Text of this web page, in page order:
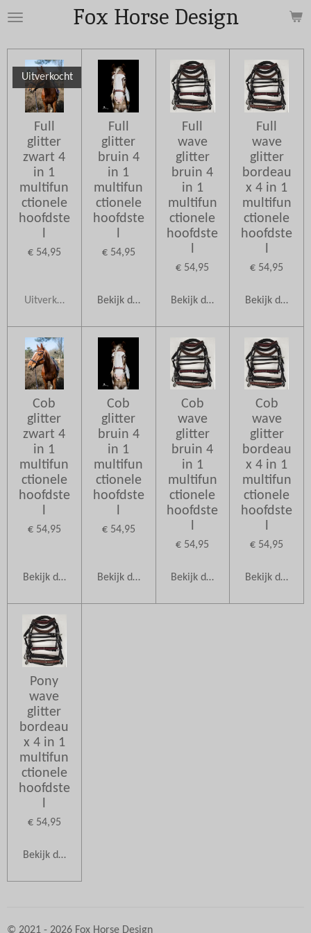
Ga
naar
de
hoofdinhoud
Fox Horse Design
Uitverkocht
Full
glitter
zwart 4
in 1
multifun
ctionele
hoofdste
€ 54,95
Uitverkocht
Full
glitter
bruin 4
in 1
multifun
ctionele
hoofdste
€ 54,95
Bekijk details
Full
wave
glitter
bruin 4
in 1
multifun
ctionele
hoofdste
€ 54,95
Bekijk details
Full
wave
glitter
bordeau
x 4 in 1
multifun
ctionele
hoofdste
€ 54,95
Bekijk details
Cob
glitter
zwart 4
in 1
multifun
ctionele
hoofdste
l
€ 54,95
Bekijk details
Cob
glitter
bruin 4
in 1
multifun
ctionele
hoofdste
l
€ 54,95
Bekijk details
Cob
wave
glitter
bruin 4
in 1
multifun
ctionele
hoofdste
l
€ 54,95
Bekijk details
Cob
wave
glitter
bordeau
x 4 in 1
multifun
ctionele
hoofdste
l
€ 54,95
Bekijk details
Pony
wave
glitter
bordeau
x 4 in 1
multifun
ctionele
hoofdste
l
€ 54,95
Bekijk details
© 2021 - 2026 Fox Horse Design